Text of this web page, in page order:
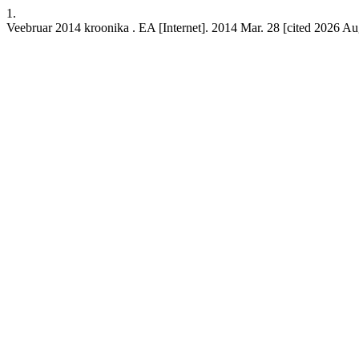
1.
Veebruar 2014 kroonika . EA [Internet]. 2014 Mar. 28 [cited 2026